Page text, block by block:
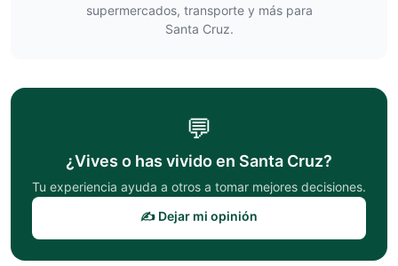
supermercados, transporte y más para
Santa Cruz.
💬
¿Vives o has vivido en Santa Cruz?
Tu experiencia ayuda a otros a tomar mejores decisiones.
✍️ Dejar mi opinión